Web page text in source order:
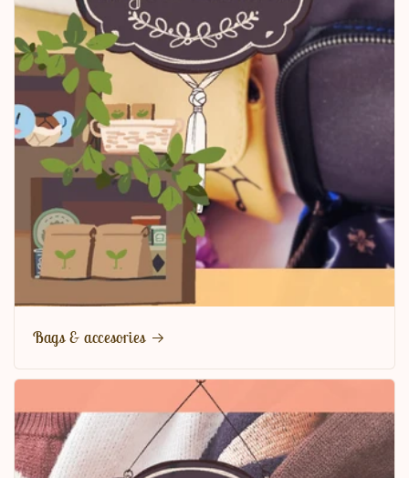
Bags & accesories